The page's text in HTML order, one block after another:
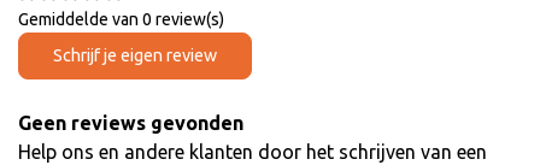
Gemiddelde van 0 review(s)
Schrijf je eigen review
Geen reviews gevonden
Help ons en andere klanten door het schrijven van een